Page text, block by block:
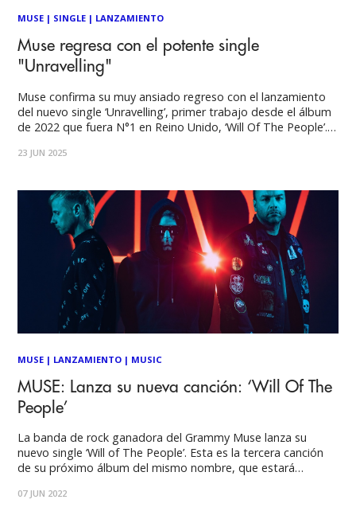
MUSE | SINGLE | LANZAMIENTO
Muse regresa con el potente single
"Unravelling"
Muse confirma su muy ansiado regreso con el lanzamiento
del nuevo single ‘Unravelling’, primer trabajo desde el álbum
de 2022 que fuera N°1 en Reino Unido, ‘Will Of The People’.
especulación en internet, antes de que la banda la estrenara
23 JUN 2025
MUSE | LANZAMIENTO | MUSIC
MUSE: Lanza su nueva canción: ‘Will Of The
People’
La banda de rock ganadora del Grammy Muse lanza su
nuevo single ‘Will of The People’. Esta es la tercera canción
de su próximo álbum del mismo nombre, que estará
principios de año la banda lanzó ‘Compliance’ y ‘Won’
07 JUN 2022